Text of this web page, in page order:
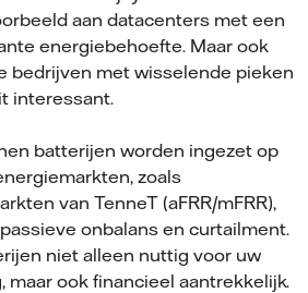
aan datacenters met een
energiebehoefte. Maar ook
bedrijven met wisselende pieken
interessant.
batterijen worden ingezet op
zoals
van TenneT (aFRR/mFRR),
onbalans en curtailment.
niet alleen nuttig voor uw
maar ook financieel aantrekkelijk.